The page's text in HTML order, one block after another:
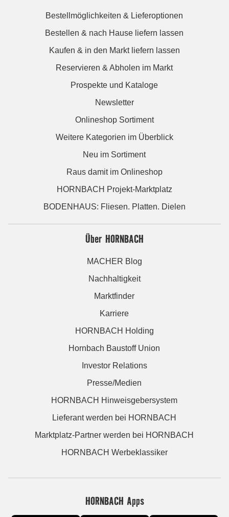
Bestellmöglichkeiten & Lieferoptionen
Bestellen & nach Hause liefern lassen
Kaufen & in den Markt liefern lassen
Reservieren & Abholen im Markt
Prospekte und Kataloge
Newsletter
Onlineshop Sortiment
Weitere Kategorien im Überblick
Neu im Sortiment
Raus damit im Onlineshop
HORNBACH Projekt-Marktplatz
BODENHAUS: Fliesen. Platten. Dielen
Über HORNBACH
MACHER Blog
Nachhaltigkeit
Marktfinder
Karriere
HORNBACH Holding
Hornbach Baustoff Union
Investor Relations
Presse/Medien
HORNBACH Hinweisgebersystem
Lieferant werden bei HORNBACH
Marktplatz-Partner werden bei HORNBACH
HORNBACH Werbeklassiker
HORNBACH Apps